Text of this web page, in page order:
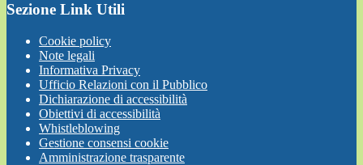
Sezione Link Utili
Cookie policy
Note legali
Informativa Privacy
Ufficio Relazioni con il Pubblico
Dichiarazione di accessibilità
Obiettivi di accessibilità
Whistleblowing
Gestione consensi cookie
Amministrazione trasparente